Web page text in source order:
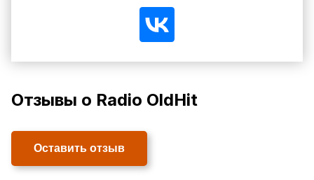
Отзывы о Radio OldHit
Оставить отзыв